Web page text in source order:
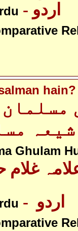
- اردو
hain?
Ghulam